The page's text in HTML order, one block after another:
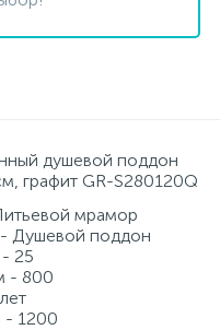
душевой поддон
графит GR-S280120Q
мрамор
Душевой поддон
25
- 800
- 1200